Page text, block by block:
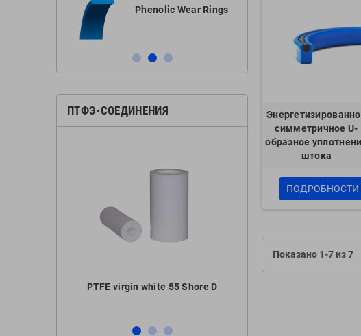
Phenolic Wear Rings
ПТФЭ-СОЕДИНЕНИЯ
PTFE virgin white 55 Shore D
симметричное U-
образное
штока
ПОДРОБНОСТИ
Показано 1-7 из 7